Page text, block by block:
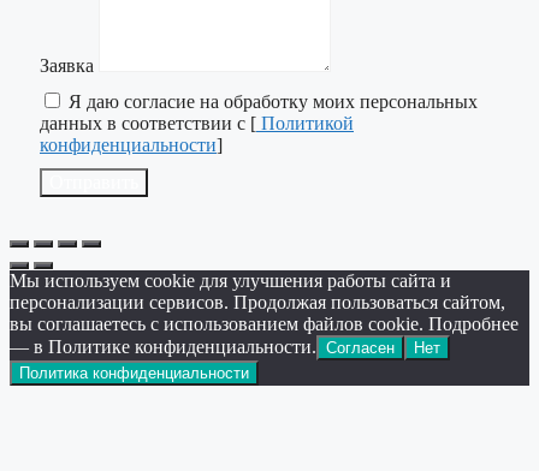
Заявка
Я даю согласие на обработку моих персональных
данных в соответствии с [ Политикой
конфиденциальности]
Мы используем cookie для улучшения работы сайта и
персонализации сервисов. Продолжая пользоваться сайтом,
вы соглашаетесь с использованием файлов cookie. Подробнее
— в Политике конфиденциальности. Согласен
Нет
Политика конфиденциальности